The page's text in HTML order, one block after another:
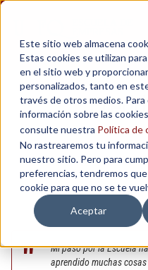
Este sitio web almacena
Estas cookies se utilizan
en el sitio web y
personalizados, tanto en
través de otros medios.
información sobre las
consulte nuestra Política de
No rastrearemos tu
nuestro sitio. Pero para
preferencias, tendremos
cookie para que no se te
Aceptar
Home / In-Company /
Mi paso por la Escuela
aprendido muchas